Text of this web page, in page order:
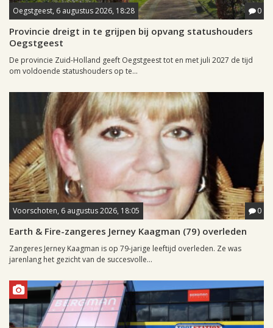
Oegstgeest, 6 augustus 2026, 18:28 0
Provincie dreigt in te grijpen bij opvang statushouders
Oegstgeest
De provincie Zuid-Holland geeft Oegstgeest tot en met juli 2027 de tijd
om voldoende statushouders op te...
Voorschoten, 6 augustus 2026, 18:05 0
Earth & Fire-zangeres Jerney Kaagman (79) overleden
Zangeres Jerney Kaagman is op 79-jarige leeftijd overleden. Ze was
jarenlang het gezicht van de succesvolle...